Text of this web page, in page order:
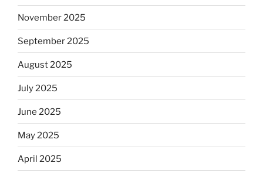
November 2025
September 2025
August 2025
July 2025
June 2025
May 2025
April 2025